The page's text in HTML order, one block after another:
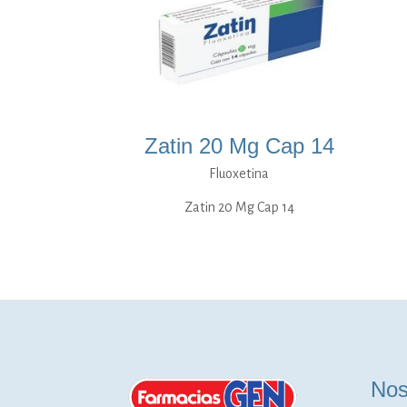
Zatin 20 Mg Cap 14
Fluoxetina
Zatin 20 Mg Cap 14